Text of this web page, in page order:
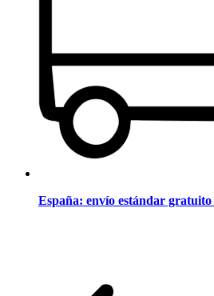
España: envío estándar gratuito